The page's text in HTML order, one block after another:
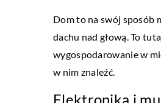
Dom to na swój sposób
dachu nad głową. To
wygospodarowanie w
w nim znaleźć.
Elektronika i